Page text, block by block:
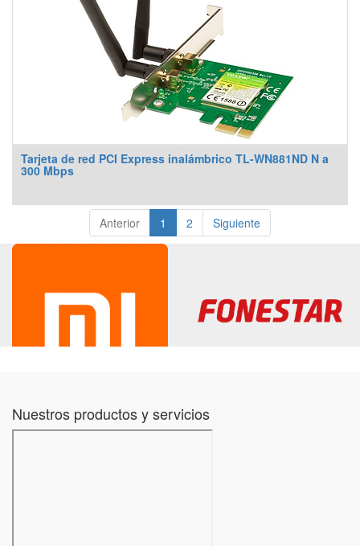
Tarjeta de red PCI Express inalámbrico TL-WN881ND N a
300 Mbps
Anterior 1 2 Siguiente
Nuestros productos y servicios